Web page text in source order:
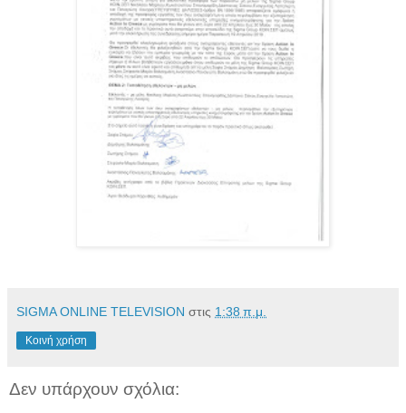
SIGMA ONLINE TELEVISION στις 1:38 π.μ.
Κοινή χρήση
Δεν υπάρχουν σχόλια: